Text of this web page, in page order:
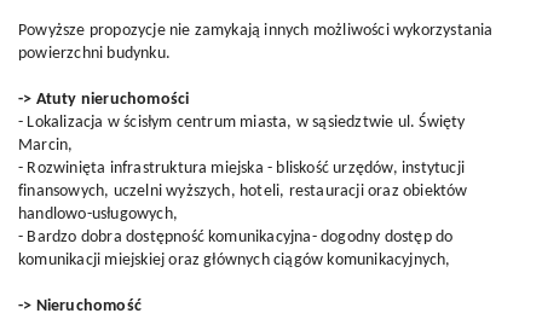
Powyższe propozycje nie zamykają innych możliwości wykorzystania
powierzchni budynku.
-> Atuty nieruchomości
- Lokalizacja w ścisłym centrum miasta, w sąsiedztwie ul. Święty
Marcin,
- Rozwinięta infrastruktura miejska - bliskość urzędów, instytucji
finansowych, uczelni wyższych, hoteli, restauracji oraz obiektów
handlowo-usługowych,
- Bardzo dobra dostępność komunikacyjna- dogodny dostęp do
komunikacji miejskiej oraz głównych ciągów komunikacyjnych,
-> Nieruchomość